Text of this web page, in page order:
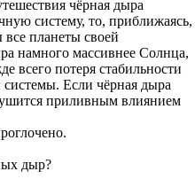
чёрная дыра
систему, то, приближаясь,
все планеты своей
намного массивнее Солнца,
всего потеря стабильности
Если чёрная дыра
приливным влиянием
дыр?